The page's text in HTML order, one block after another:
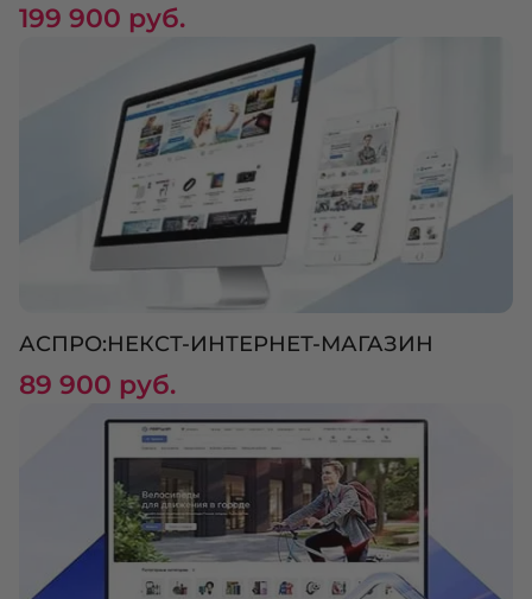
199 900 руб.
АСПРО:НЕКСТ-ИНТЕРНЕТ-МАГАЗИН
89 900 руб.